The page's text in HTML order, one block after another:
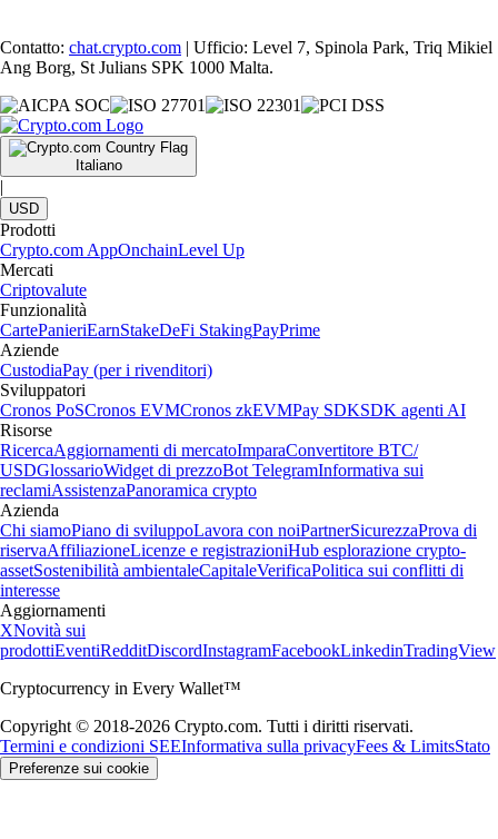
Contatto: chat.crypto.com | Ufficio: Level 7, Spinola Park, Triq Mikiel
Ang Borg, St Julians SPK 1000 Malta.
Italiano
|
USD
Prodotti
Crypto.com AppOnchainLevel Up
Mercati
Criptovalute
Funzionalità
CartePanieriEarnStakeDeFi StakingPayPrime
Aziende
CustodiaPay (per i rivenditori)
Sviluppatori
Cronos PoSCronos EVMCronos zkEVMPay SDKSDK agenti AI
Risorse
RicercaAggiornamenti di mercatoImparaConvertitore BTC/
USDGlossarioWidget di prezzoBot TelegramInformativa sui
reclamiAssistenzaPanoramica crypto
Azienda
Chi siamoPiano di sviluppoLavora con noiPartnerSicurezzaProva di
riservaAffiliazioneLicenze e registrazioniHub esplorazione crypto-
assetSostenibilità ambientaleCapitaleVerificaPolitica sui conflitti di
interesse
Aggiornamenti
XNovità sui
prodottiEventiRedditDiscordInstagramFacebookLinkedinTradingView
Cryptocurrency in Every Wallet™
Copyright © 2018-2026 Crypto.com. Tutti i diritti riservati.
Termini e condizioni SEEInformativa sulla privacyFees & LimitsStato
Preferenze sui cookie